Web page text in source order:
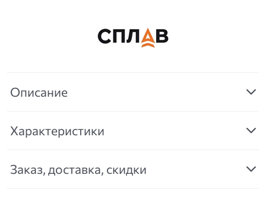
Описание
Характеристики
Заказ, доставка, скидки